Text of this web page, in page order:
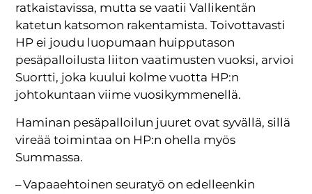
ratkaistavissa, mutta se vaatii Vallikentän
katetun katsomon rakentamista. Toivottavasti
HP ei joudu luopumaan huipputason
pesäpalloilusta liiton vaatimusten vuoksi, arvioi
Suortti, joka kuului kolme vuotta HP:n
johtokuntaan viime vuosikymmenellä.
Haminan pesäpalloilun juuret ovat syvällä, sillä
vireää toimintaa on HP:n ohella myös
Summassa.
– Vapaaehtoinen seuratyö on edelleenkin